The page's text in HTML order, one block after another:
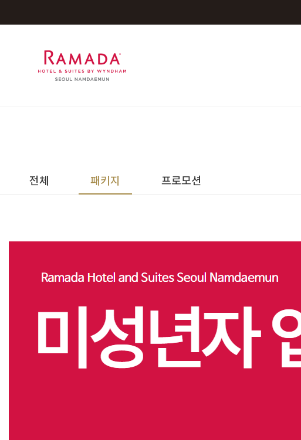
레스토랑
편의시설
프로모션
전체 패키지 프로모션